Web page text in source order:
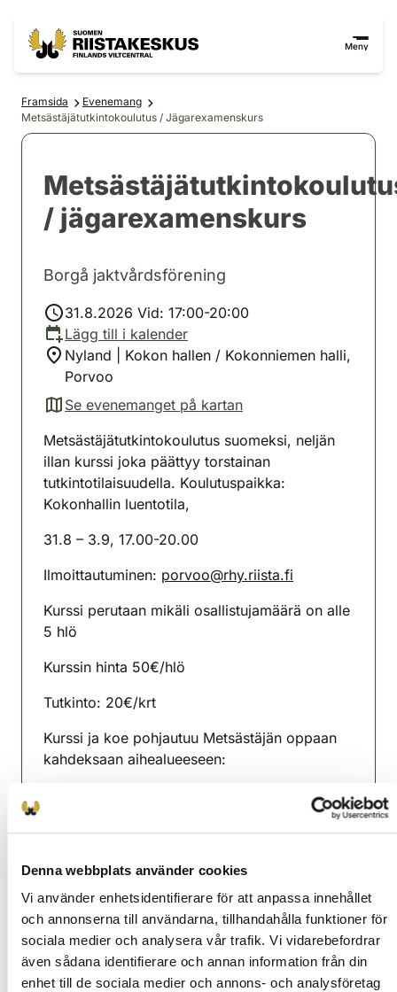
Denna webbplats använder cookies
Vi använder enhetsidentifierare för att anpassa innehållet
och annonserna till användarna, tillhandahålla funktioner för
sociala medier och analysera vår trafik. Vi vidarebefordrar
även sådana identifierare och annan information från din
enhet till de sociala medier och annons- och analysföretag
Meny
Framsida
Evenemang
Metsästäjätutkintokoulutus / Jägarexamenskurs
/ jägarexamenskurs
Borgå jaktvårdsförening
31.8.2026 Vid: 17:00-20:00
Lägg till i kalender
Nyland | Kokon hallen / Kokonniemen halli,
Porvoo
Se evenemanget på kartan
(avautuu uuteen välilehteen)
Metsästäjätutkintokoulutus suomeksi, neljän
illan kurssi joka päättyy torstainan
tutkintotilaisuudella. Koulutuspaikka:
Kokonhallin luentotila,
31.8 – 3.9, 17.00-20.00
Ilmoittautuminen: porvoo@rhy.riista.fi
Kurssi perutaan mikäli osallistujamäärä on alle
5 hlö
Kurssin hinta 50€/hlö
Tutkinto: 20€/krt
Kurssi ja koe pohjautuu Metsästäjän oppaan
kahdeksaan aihealueeseen:
Lajintuntemus
Riistaekologia ja riistanhoito
Eettinen ja kestävä metsästys
Aseet ja patruunat metsästyksessä
Metsästyksen turvallisuus